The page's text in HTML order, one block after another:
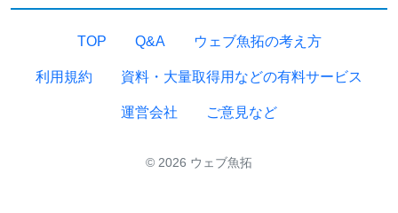
TOP Q&A ウェブ魚拓の考え方
利用規約 資料・大量取得用などの有料サービス
運営会社 ご意見など
© 2026 ウェブ魚拓